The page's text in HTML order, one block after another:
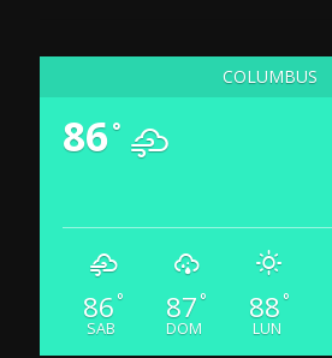
COLUMBUS
86°
86 °
SAB
87 °
DOM
88 °
LUN